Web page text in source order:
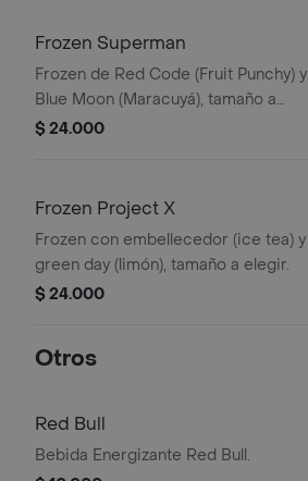
Frozen Superman
Frozen de Red Code (Fruit Punchy) y
Blue Moon (Maracuyá), tamaño a
elegir.
$ 24.000
Frozen Project X
Frozen con embellecedor (ice tea) y
green day (limón), tamaño a elegir.
$ 24.000
Otros
Red Bull
Bebida Energizante Red Bull.